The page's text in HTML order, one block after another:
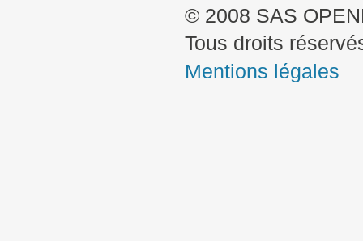
© 2008 SAS
Tous droits
Mentions légales